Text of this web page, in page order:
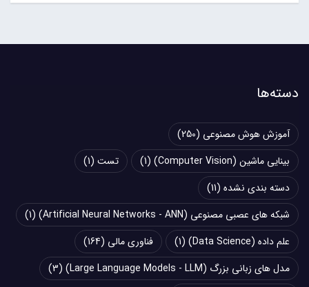
دسته‌ها
آموزش هوش مصنوعی (250)
بینایی ماشین (Computer Vision)
(1) تست (1)
دسته بندی نشده (11)
شبکه های عصبی مصنوعی (Artificial Neural Networks - ANN)
(1)
علم داده (Data Science)
(1) فناوری مالی (164)
مدل های زبانی بزرگ (Large Language Models - LLM)
(3)